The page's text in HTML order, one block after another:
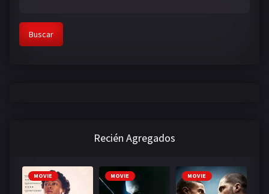
Buscar
Recién Agregados
MOVIE MOVIE MOVIE